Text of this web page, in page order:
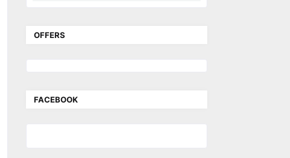
OFFERS
FACEBOOK